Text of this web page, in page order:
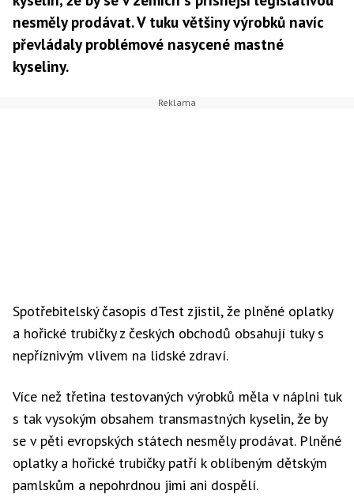
nesměly prodávat. V tuku většiny výrobků navíc
převládaly problémové nasycené mastné
kyseliny.
Spotřebitelský časopis dTest zjistil, že plněné oplatky
a hořické trubičky z českých obchodů obsahují tuky s
nepříznivým vlivem na lidské zdraví.
Více než třetina testovaných výrobků měla v náplni tuk
s tak vysokým obsahem transmastných kyselin, že by
se v pěti evropských státech nesměly prodávat. Plněné
oplatky a hořické trubičky patří k oblíbeným dětským
pamlskům a nepohrdnou jimi ani dospělí.